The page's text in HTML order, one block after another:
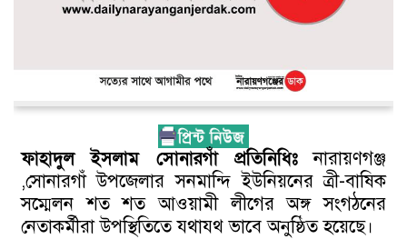
ফাহাদুল ইসলাম সোনারগাঁ প্রতিনিধিঃ
নারায়ণগঞ্জ
,সোনারগাঁ উপজেলার সনমান্দি ইউনিয়নের ত্রী-বাষিক
সম্মেলন শত শত আওয়ামী লীগের অঙ্গ সংগঠনের
নেতাকর্মীরা উপস্থিতিতে যথাযথ ভাবে অনুষ্ঠিত হয়েছে।